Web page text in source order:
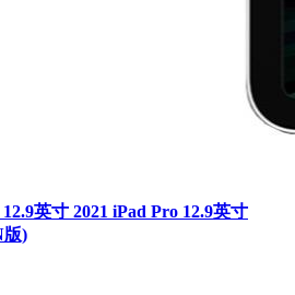
英寸 2021 iPad Pro 12.9英寸
版)